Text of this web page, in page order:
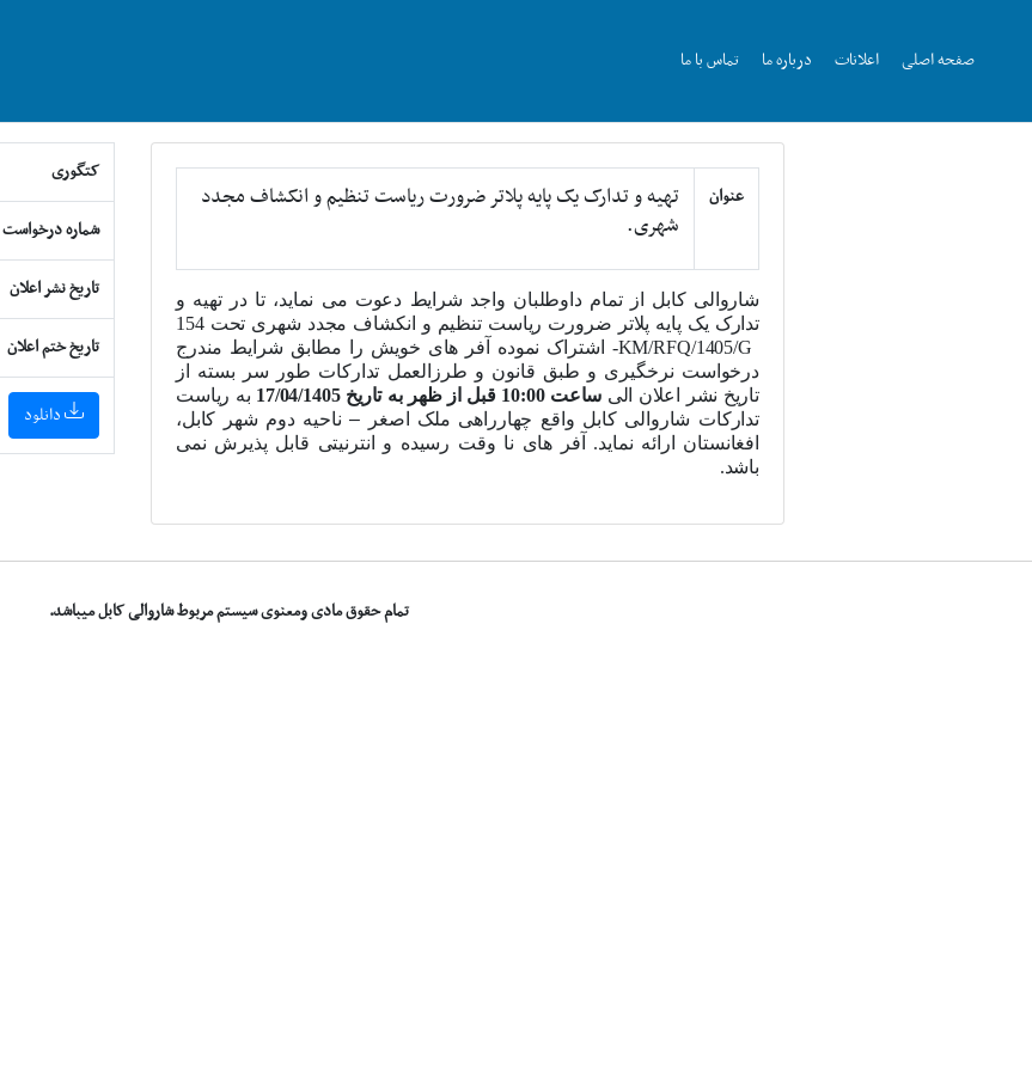
صفحه اصلی اعلانات درباره ما تماس با ما
عنوان
تهیه و تدارک یک پایه پلاتر ضرورت ریاست تنظیم و انکشاف مجدد
شهری.
شاروالی کابل
از تمام داوطلبان واجد شرایط دعوت می نماید، تا در تهیه و
تدارک یک پایه پلاتر ضرورت ریاست تنظیم و انکشاف مجدد شهری تحت154
KM/RFQ/1405/G
-
اشتراک نموده آفر های خویش را مطابق شرایط مندرج
درخواست نرخگیری و طبق قانون و طرزالعمل تدارکات طور سر بسته از
تاریخ نشر اعلان الی ساعت 10:00 قبل از ظهر به تاریخ 17/04/1405
به ریاست
تدارکات شاروالی کابل واقع چهارراهی ملک اصغر –ناحیه دوم شهر کابل،
افغانستان ارائه نماید. آفر های نا وقت رسیده و انترنیتی قابل پذیرش نمی
باشد.
کتگوری
شماره درخواست
تاریخ نشر اعلان
تاریخ ختم اعلان
تمام حقوق مادی ومعنوی سیستم مربوط شاروالی کابل میباشد.